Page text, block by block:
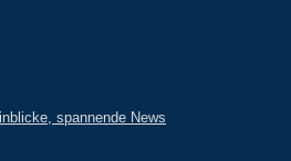
spannende News